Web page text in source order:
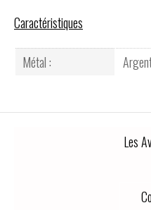
Caractéristiques
Métal :
Les